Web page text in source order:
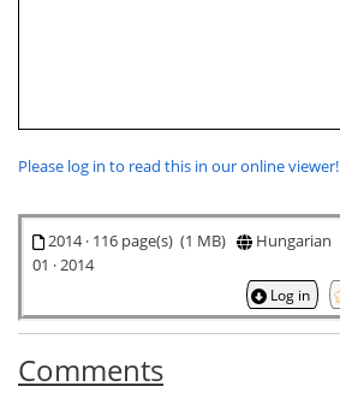
Please log in to read this in our online viewer!
2014 · 116 page(s) (1 MB) Hungarian
01 · 2014
Log in
Comments